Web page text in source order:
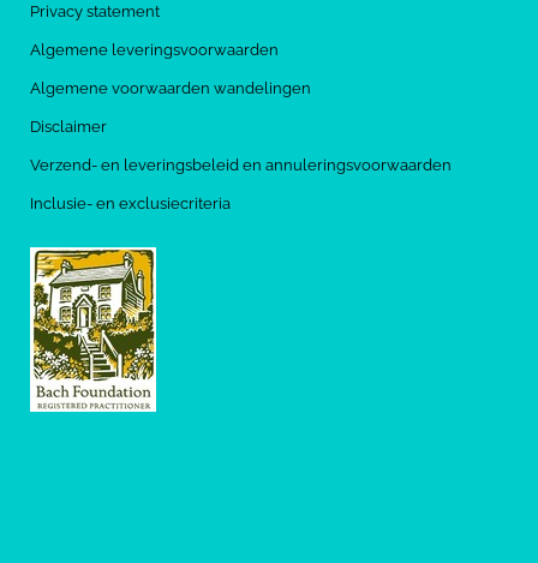
Privacy statement
Algemene leveringsvoorwaarden
Algemene voorwaarden wandelingen
Disclaimer
Verzend- en leveringsbeleid en annuleringsvoorwaarden
Inclusie- en exclusiecriteria